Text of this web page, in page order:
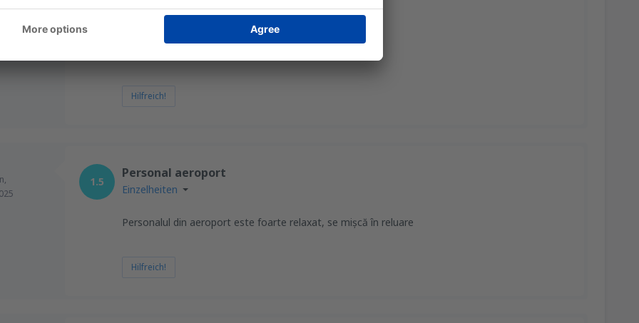
2025 4.6
Einzelheiten
Hilfreich!
1.5
Personal aeroport
Einzelheiten
Personalul din aeroport este foarte relaxat, se mișcă în reluare
Hilfreich!